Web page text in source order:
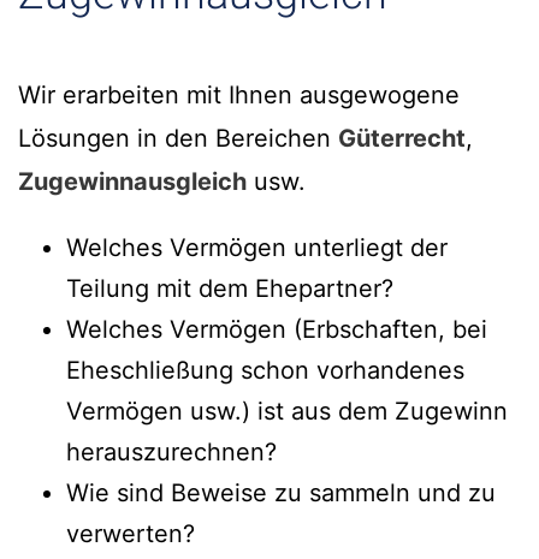
Wir erarbeiten mit Ihnen ausgewogene
Lösungen in den Bereichen Güterrecht,
Zugewinnausgleich usw.
Welches Vermögen unterliegt der
Teilung mit dem Ehepartner?
Welches Vermögen (Erbschaften, bei
Eheschließung schon vorhandenes
Vermögen usw.) ist aus dem Zugewinn
herauszurechnen?
Wie sind Beweise zu sammeln und zu
verwerten?